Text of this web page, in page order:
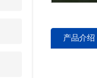
产品介绍